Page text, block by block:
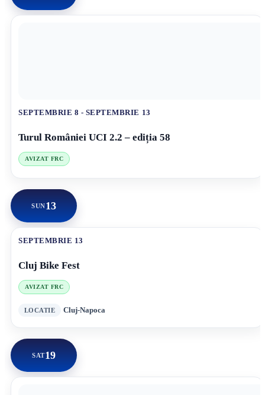
SEPTEMBRIE 8 - SEPTEMBRIE 13
Turul României UCI 2.2 – ediția 58
AVIZAT FRC
SUN13
SEPTEMBRIE 13
Cluj Bike Fest
AVIZAT FRC
Cluj-Napoca
SAT19